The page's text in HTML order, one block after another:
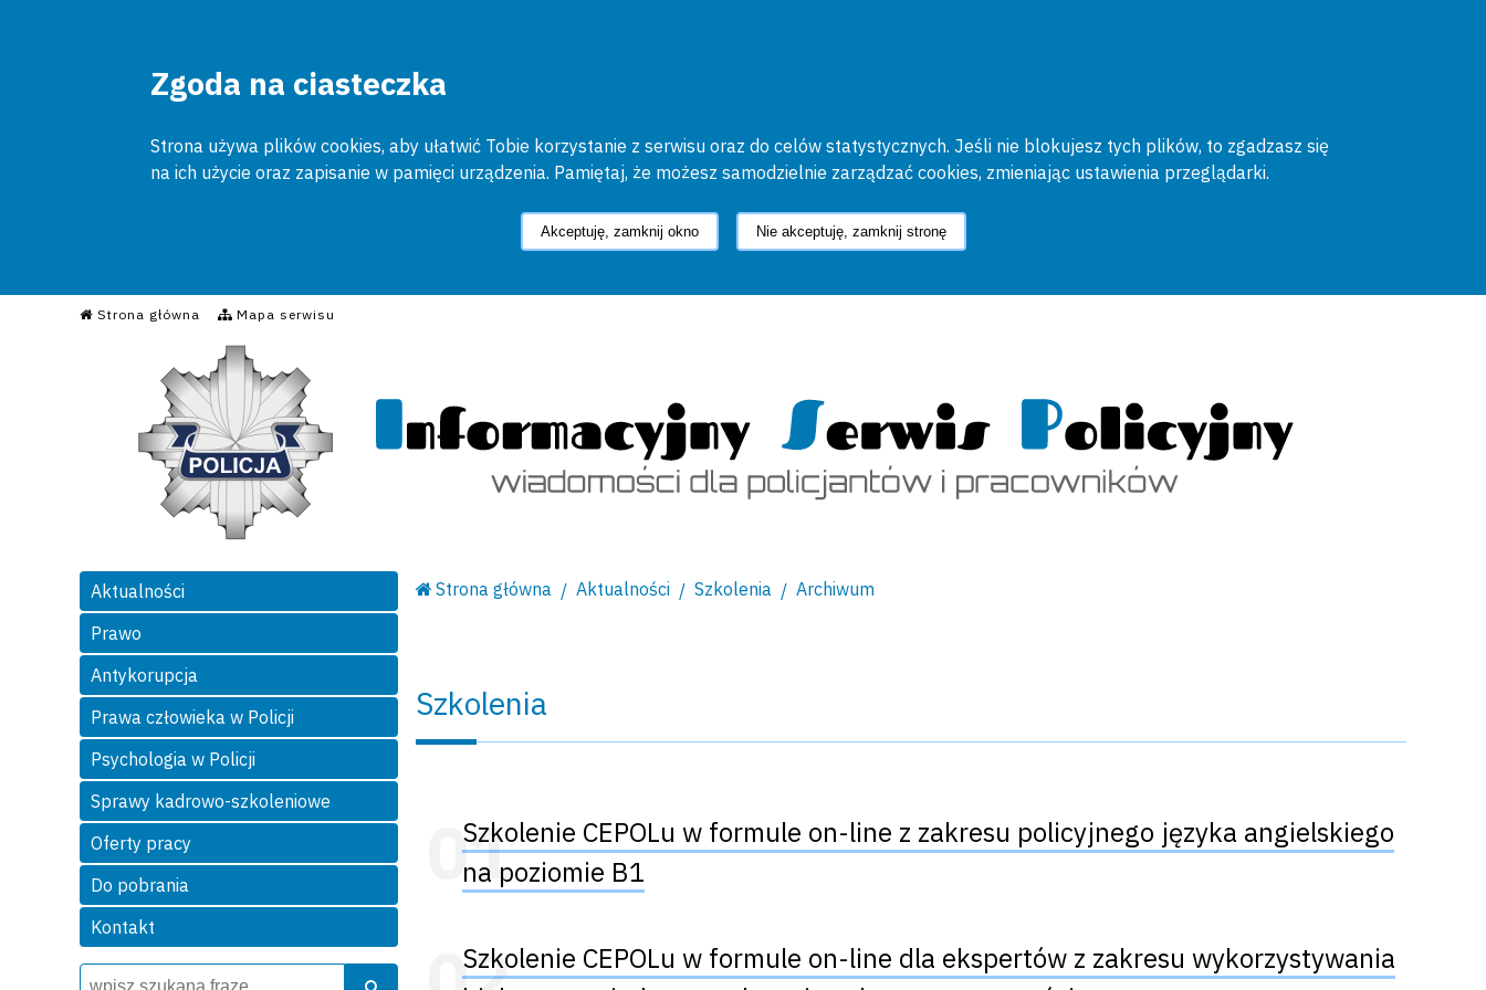
Zgoda na ciasteczka
Strona używa plików cookies, aby ułatwić Tobie korzystanie z serwisu oraz do celów statystycznych. Jeśli nie blokujesz tych plików, to zgadzasz się
na ich użycie oraz zapisanie w pamięci urządzenia. Pamiętaj, że możesz samodzielnie zarządzać cookies, zmieniając ustawienia przeglądarki.
Akceptuję, zamknij okno Nie akceptuję, zamknij stronę
Strona główna Mapa serwisu
Informacyjny Serwis Policyjny
Aktualności
Prawo
Antykorupcja
Prawa człowieka w Policji
Psychologia w Policji
Sprawy kadrowo-szkoleniowe
Oferty pracy
Do pobrania
Kontakt
Wyszukiwarka
Szukaj
Strona główna Aktualności Szkolenia Archiwum
Szkolenia
Szkolenie CEPOLu w formule on-line z zakresu policyjnego języka angielskiego
na poziomie B1
Szkolenie CEPOLu w formule on-line dla ekspertów z zakresu wykorzystywania